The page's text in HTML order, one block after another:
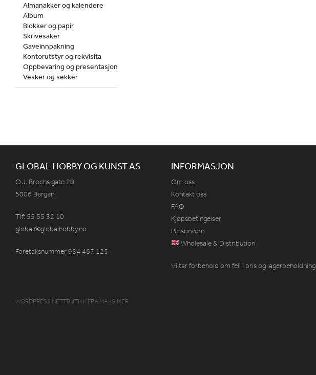
Almanakker og kalendere
Album
Blokker og papir
Skrivesaker
Gaveinnpakning
Kontorutstyr og rekvisita
Oppbevaring og presentasjon
Vesker og sekker
GLOBAL HOBBY OG KUNST AS
O.J. Brochs gate 20
5006 Bergen
Tlf: 55 55 32 10
global@globalhobby.no
Foretaksnummer 984 467 125
INFORMASJON
Om oss
Kontakt oss
FAQ
Kjøpsbetingelser
Personvern
Wholesale & Distribution
Vi tar forbehold om feil i pris og lagerbeholdning
WORDPRESS NETTBUTIKK FRA MAKSIMER